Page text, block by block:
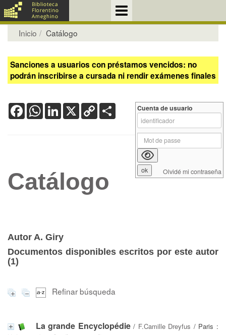
Inicio Catálogo
Sanciones a usuarios con préstamos vencidos: no
podrán inscribirse a cursada ni rendir exámenes finales
FacebookWhatsApp
LinkedIn
X Copy
Link
Catálogo
Autor A. Giry
Documentos disponibles escritos por este autor
(1)
Refinar búsqueda
La grande Encyclopédie/ F.Camille Dreyfus / Paris :
Cuenta de usuario
Olvidé mi contraseña